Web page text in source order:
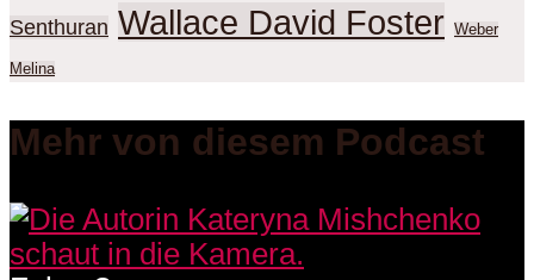
Senthuran Wallace David Foster Weber
Melina
Mehr von diesem Podcast